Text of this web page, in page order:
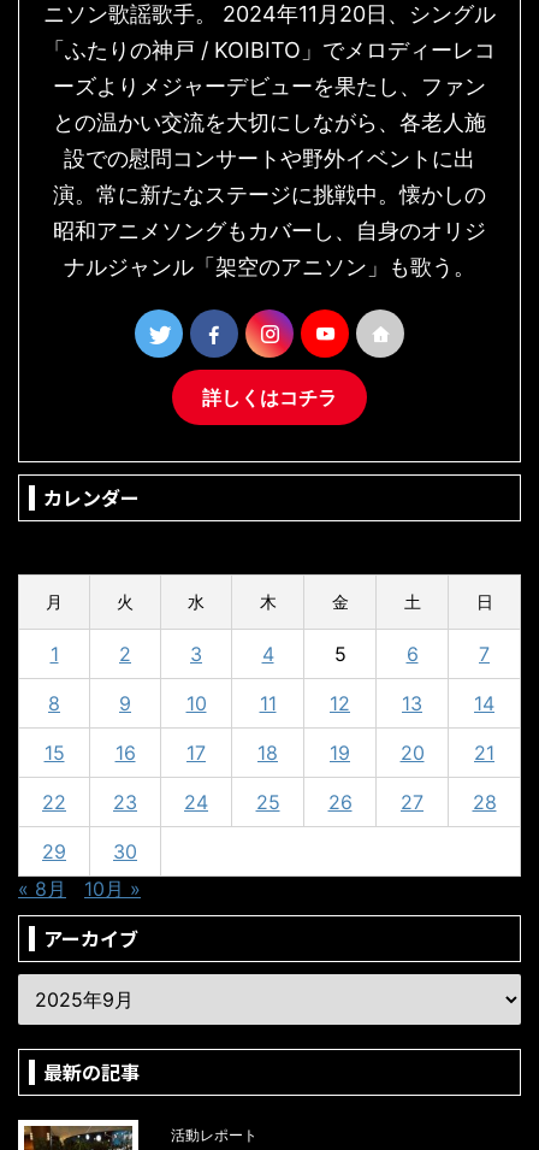
ニソン歌謡歌手。 2024年11月20日、シングル
「ふたりの神戸 / KOIBITO」でメロディーレコ
ーズよりメジャーデビューを果たし、ファン
との温かい交流を大切にしながら、各老人施
設での慰問コンサートや野外イベントに出
演。常に新たなステージに挑戦中。懐かしの
昭和アニメソングもカバーし、自身のオリジ
ナルジャンル「架空のアニソン」も歌う。
詳しくはコチラ
カレンダー
月 火 水 木 金 土 日
1 2 3 4 5 6 7
8 9 10 11 12 13 14
15 16 17 18 19 20 21
22 23 24 25 26 27 28
29
30
« 8月
10月 »
アーカイブ
最新の記事
活動レポート